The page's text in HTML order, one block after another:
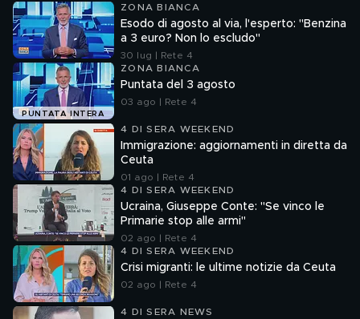
ZONA BIANCA
Esodo di agosto al via, l'esperto: "Benzina
a 3 euro? Non lo escludo"
30 lug | Rete 4
PUNTATA INTERA
ZONA BIANCA
Puntata del 3 agosto
03 ago | Rete 4
4 DI SERA WEEKEND
Immigrazione: aggiornamenti in diretta da
Ceuta
01 ago | Rete 4
4 DI SERA WEEKEND
Ucraina, Giuseppe Conte: "Se vinco le
Primarie stop alle armi"
02 ago | Rete 4
4 DI SERA WEEKEND
Crisi migranti: le ultime notizie da Ceuta
02 ago | Rete 4
4 DI SERA NEWS